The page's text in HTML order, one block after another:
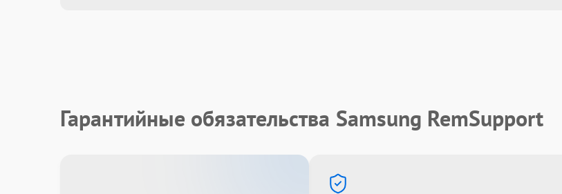
Гарантийные обязательства Samsung RemSupport